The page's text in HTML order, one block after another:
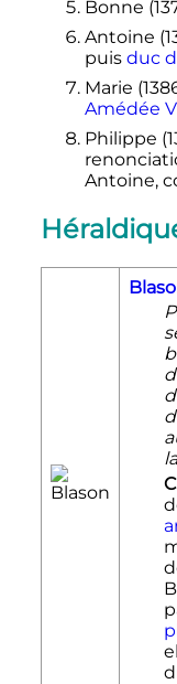
Bonne
Antoine
puis duc
Marie
Amédée
Philippe
Antoine,